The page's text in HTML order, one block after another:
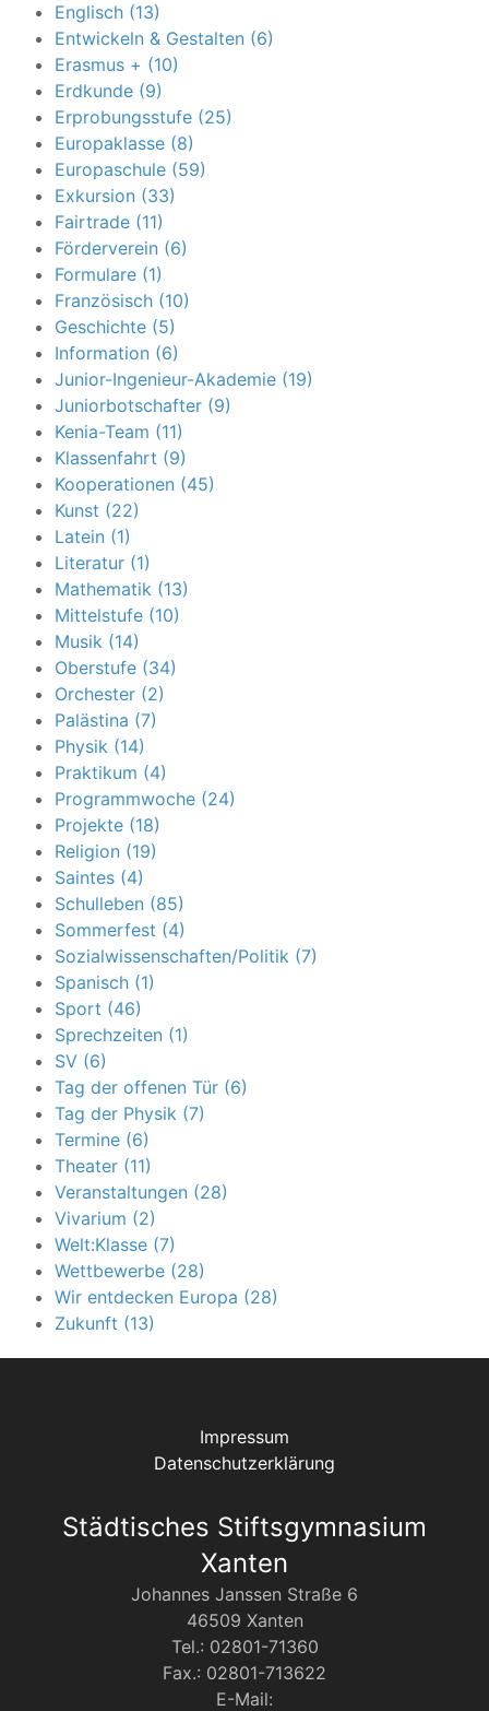
Englisch (13)
Entwickeln & Gestalten (6)
Erasmus + (10)
Erdkunde (9)
Erprobungsstufe (25)
Europaklasse (8)
Europaschule (59)
Exkursion (33)
Fairtrade (11)
Förderverein (6)
Formulare (1)
Französisch (10)
Geschichte (5)
Information (6)
Junior-Ingenieur-Akademie (19)
Juniorbotschafter (9)
Kenia-Team (11)
Klassenfahrt (9)
Kooperationen (45)
Kunst (22)
Latein (1)
Literatur (1)
Mathematik (13)
Mittelstufe (10)
Musik (14)
Oberstufe (34)
Orchester (2)
Palästina (7)
Physik (14)
Praktikum (4)
Programmwoche (24)
Projekte (18)
Religion (19)
Saintes (4)
Schulleben (85)
Sommerfest (4)
Sozialwissenschaften/Politik (7)
Spanisch (1)
Sport (46)
Sprechzeiten (1)
SV (6)
Tag der offenen Tür (6)
Tag der Physik (7)
Termine (6)
Theater (11)
Veranstaltungen (28)
Vivarium (2)
Welt:Klasse (7)
Wettbewerbe (28)
Wir entdecken Europa (28)
Zukunft (13)
Impressum
Datenschutzerklärung
Städtisches Stiftsgymnasium
Xanten
Johannes Janssen Straße 6
46509 Xanten
Tel.: 02801-71360
Fax.: 02801-713622
E-Mail: